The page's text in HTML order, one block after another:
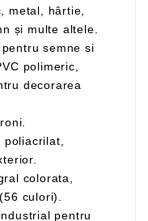
carton, plăci ceramice, sticlă, lemn și multe altele.
decorarea
colorata,
culori).